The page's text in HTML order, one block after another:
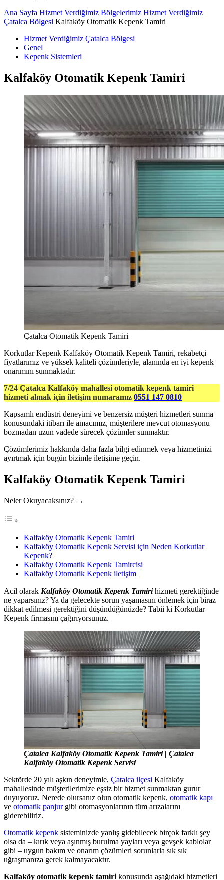
Ana Sayfa Hizmet Verdiğimiz Bölgelerimiz Hizmet Verdiğimiz
Çatalca Bölgesi Kalfaköy Otomatik Kepenk Tamiri
Hizmet Verdiğimiz Çatalca Bölgesi
Genel
Kepenk Sistemleri
Kalfaköy Otomatik Kepenk Tamiri
Çatalca Otomatik Kepenk Tamiri
Korkutlar Kepenk Kalfaköy Otomatik Kepenk Tamiri, rekabetçi
fiyatlarımız ve yüksek kaliteli çözümleriyle, alanında en iyi kepenk
onarımını sunmaktadır.
7/24 Çatalca Kalfaköy mahallesi otomatik kepenk tamiri
hizmeti almak için iletişim numaramız 0551 147 0810
Kapsamlı endüstri deneyimi ve benzersiz müşteri hizmetleri sunma
konusundaki itibarı ile amacımız, müşterilere mevcut otomasyonu
bozmadan uzun vadede sürecek çözümler sunmaktır.
Çözümlerimiz hakkında daha fazla bilgi edinmek veya hizmetinizi
ayırtmak için bugün bizimle iletişime geçin.
Kalfaköy Otomatik Kepenk Tamiri
Neler Okuyacaksınız? →
Kalfaköy Otomatik Kepenk Tamiri
Kalfaköy Otomatik Kepenk Servisi için Neden Korkutlar
Kepenk?
Kalfaköy Otomatik Kepenk Tamircisi
Kalfaköy Otomatik Kepenk iletişim
Acil olarak Kalfaköy Otomatik Kepenk Tamirihizmeti gerektiğinde
ne yaparsınız? Ya da gelecekte sorun yaşamasını önlemek için biraz
dikkat edilmesi gerektiğini düşündüğünüzde? Tabii ki Korkutlar
Kepenk firmasını çağırıyorsunuz.
Çatalca Kalfaköy Otomatik Kepenk Tamiri | Çatalca
Kalfaköy Otomatik Kepenk Servisi
Sektörde 20 yılı aşkın deneyimle, Çatalca ilçesi Kalfaköy
mahallesinde müşterilerimize eşsiz bir hizmet sunmaktan gurur
duyuyoruz. Nerede olursanız olun otomatik kepenk, otomatik kapı
ve otomatik panjurgibi otomasyonlarının tüm arızalarını
giderebiliriz.
Otomatik kepenk sisteminizde yanlış gidebilecek birçok farklı şey
olsa da – kırık veya aşınmış burulma yayları veya gevşek kablolar
gibi – uygun bakım ve onarım çözümleri sorunlarla sık sık
uğraşmanıza gerek kalmayacaktır.
Kalfaköy otomatik kepenk tamiri konusunda aşağıdaki hizmetleri